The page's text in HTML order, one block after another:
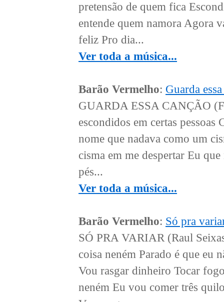
pretensão de quem fica
entende quem namora Agora
feliz Pro dia...
Ver toda a música...
Barão Vermelho: Guarda
GUARDA ESSA CANÇÃO
escondidos em certas
nome que nadava como um
cisma em me despertar Eu
pés...
Ver toda a música...
Barão Vermelho: Só pra
SÓ PRA VARIAR (Raul
coisa neném Parado é que eu
Vou rasgar dinheiro Tocar
neném Eu vou comer três